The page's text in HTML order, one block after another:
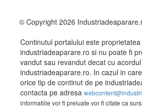
© Copyright 2026
Continutul portalului este proprietatea
industriadeaparare.ro si nu poate fi
vandut sau revandut decat cu
industriadeaparare.ro. In cazul in
orice tip de continut de pe
contacta pe adresa
informatiile vor fi preluate vor fi citate ca